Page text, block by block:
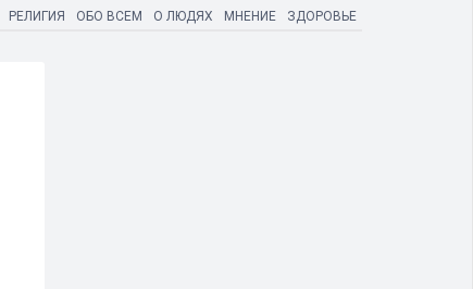
РЕЛИГИЯ ОБО ВСЕМ О ЛЮДЯХ МНЕНИЕ ЗДОРОВЬЕ